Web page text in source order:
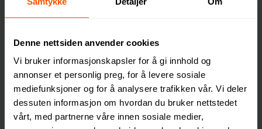
Denne nettsiden anvender cookies
Vi bruker informasjonskapsler for å gi innhold og
annonser et personlig preg, for å levere sosiale
mediefunksjoner og for å analysere trafikken vår. Vi deler
dessuten informasjon om hvordan du bruker nettstedet
vårt, med partnerne våre innen sosiale medier,